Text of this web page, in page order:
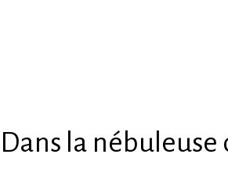
Dans la